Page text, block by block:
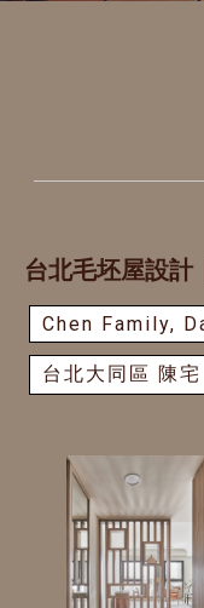
台北毛坯屋設計
Chen Family,
台北大同區 陳宅